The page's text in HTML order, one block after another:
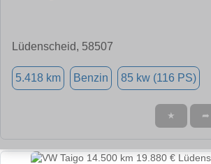
Lüdenscheid, 58507
5.418 km Benzin 85 kw (116 PS)
★ ➦